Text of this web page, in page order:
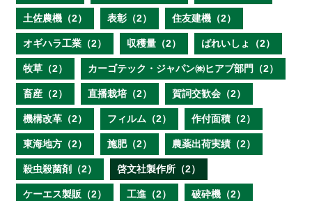
土佐農機（2） 表彰（2） 住友建機（2）
オギハラ工業（2） 収穫量（2） ばれいしょ（2）
牧草（2） カーゴテック・ジャパン㈱ヒアブ部門（2）
畜産（2） 直播栽培（2） 賀詞交歓会（2）
機構改革（2） フィルム（2） 作付面積（2）
東海地方（2） 施肥（2） 農薬出荷実績（2）
殺虫殺菌剤（2） 啓文社製作所（2）
ケーエス製販（2） 工進（2） 破砕機（2）